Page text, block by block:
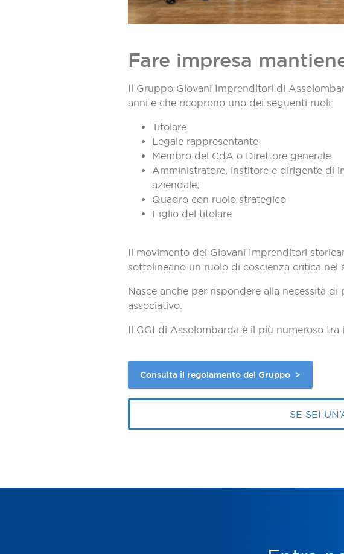
Fare impresa
Il Gruppo Giovani Imprenditori di
anni e che ricoprono uno dei seguenti ruoli:
Titolare
Legale rappresentante
Membro del CdA o Direttore generale
Amministratore, institore e dirigente di
aziendale;
Quadro con ruolo strategico
Figlio del titolare
Il movimento dei Giovani Imprenditori
sottolineano un ruolo di coscienza critica nel
Nasce anche per rispondere alla necessità
associativo.
Il GGI di Assolombarda è il più numeroso
Consulta il regolamento del Gruppo >
SE SEI